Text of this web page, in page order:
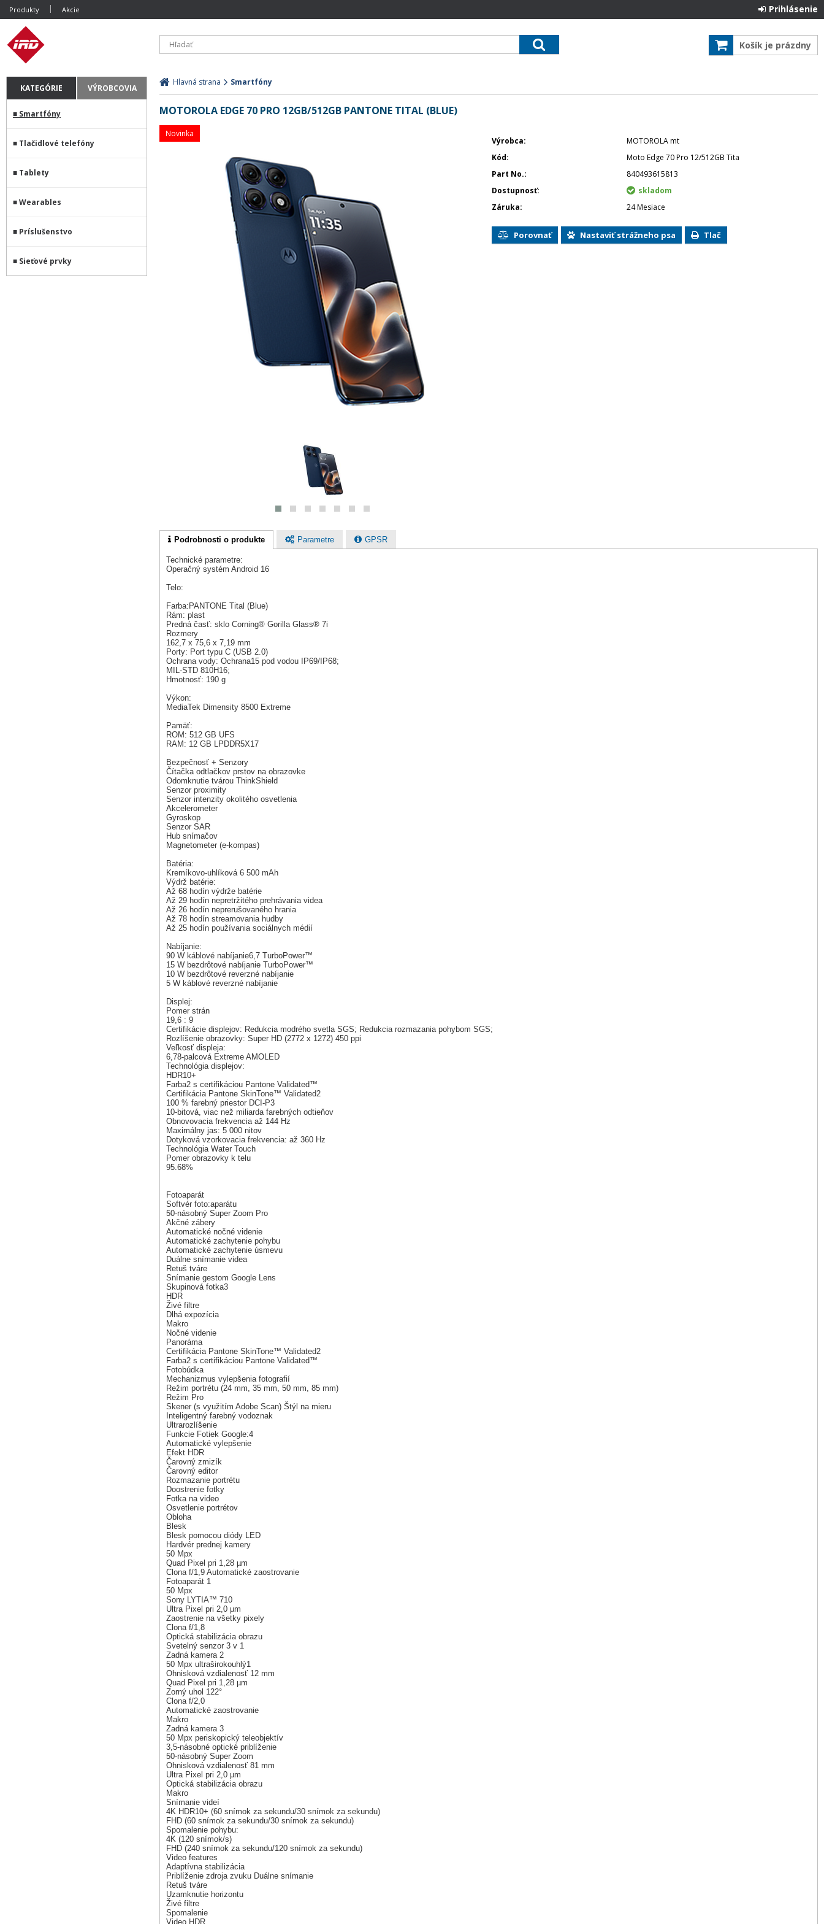
Produkty Akcie Prihlásenie
Košík je prázdny
KATEGÓRIE VÝROBCOVIA
Smartfóny
Tlačidlové telefóny
Tablety
Wearables
Príslušenstvo
Sieťové prvky
Hlavná strana Smartfóny
MOTOROLA EDGE 70 PRO 12GB/512GB PANTONE TITAL (BLUE)
Novinka
Výrobca
MOTOROLA mt
Kód
Moto Edge 70 Pro 12/512GB Tita
Part No.
840493615813
Dostupnosť
skladom
Záruka
24 Mesiace
Porovnať Nastaviť strážneho psa Tlač
Podrobnosti o produkte Parametre GPSR
Technické parametre:
Operačný systém Android 16
Telo:
Farba:PANTONE Tital (Blue)
Rám: plast
Predná časť: sklo Corning® Gorilla Glass® 7i
Rozmery
162,7 x 75,6 x 7,19 mm
Porty: Port typu C (USB 2.0)
Ochrana vody: Ochrana15 pod vodou IP69/IP68;
MIL-STD 810H16;
Hmotnosť: 190 g
Výkon:
MediaTek Dimensity 8500 Extreme
Pamäť:
ROM: 512 GB UFS
RAM: 12 GB LPDDR5X17
Bezpečnosť + Senzory
Čítačka odtlačkov prstov na obrazovke
Odomknutie tvárou ThinkShield
Senzor proximity
Senzor intenzity okolitého osvetlenia
Akcelerometer
Gyroskop
Senzor SAR
Hub snímačov
Magnetometer (e-kompas)
Batéria:
Kremíkovo-uhlíková 6 500 mAh
Výdrž batérie:
Až 68 hodín výdrže batérie
Až 29 hodín nepretržitého prehrávania videa
Až 26 hodín neprerušovaného hrania
Až 78 hodín streamovania hudby
Až 25 hodín používania sociálnych médií
Nabíjanie:
90 W káblové nabíjanie6,7 TurboPower™
15 W bezdrôtové nabíjanie TurboPower™
10 W bezdrôtové reverzné nabíjanie
5 W káblové reverzné nabíjanie
Displej:
Pomer strán
19,6 : 9
Certifikácie displejov: Redukcia modrého svetla SGS; Redukcia rozmazania pohybom SGS;
Rozlíšenie obrazovky: Super HD (2772 x 1272) 450 ppi
Veľkosť displeja:
6,78-palcová Extreme AMOLED
Technológia displejov:
HDR10+
Farba2 s certifikáciou Pantone Validated™
Certifikácia Pantone SkinTone™ Validated2
100 % farebný priestor DCI-P3
10-bitová, viac než miliarda farebných odtieňov
Obnovovacia frekvencia až 144 Hz
Maximálny jas: 5 000 nitov
Dotyková vzorkovacia frekvencia: až 360 Hz
Technológia Water Touch
Pomer obrazovky k telu
95.68%
Fotoaparát
Softvér foto:aparátu
50-násobný Super Zoom Pro
Akčné zábery
Automatické nočné videnie
Automatické zachytenie pohybu
Automatické zachytenie úsmevu
Duálne snímanie videa
Retuš tváre
Snímanie gestom Google Lens
Skupinová fotka3
HDR
Živé filtre
Dlhá expozícia
Makro
Nočné videnie
Panoráma
Certifikácia Pantone SkinTone™ Validated2
Farba2 s certifikáciou Pantone Validated™
Fotobúdka
Mechanizmus vylepšenia fotografií
Režim portrétu (24 mm, 35 mm, 50 mm, 85 mm)
Režim Pro
Skener (s využitím Adobe Scan) Štýl na mieru
Inteligentný farebný vodoznak
Ultrarozlíšenie
Funkcie Fotiek Google:4
Automatické vylepšenie
Efekt HDR
Čarovný zmizík
Čarovný editor
Rozmazanie portrétu
Doostrenie fotky
Fotka na video
Osvetlenie portrétov
Obloha
Blesk
Blesk pomocou diódy LED
Hardvér prednej kamery
50 Mpx
Quad Pixel pri 1,28 µm
Clona f/1,9 Automatické zaostrovanie
Fotoaparát 1
50 Mpx
Sony LYTIA™ 710
Ultra Pixel pri 2,0 µm
Zaostrenie na všetky pixely
Clona f/1,8
Optická stabilizácia obrazu
Svetelný senzor 3 v 1
Zadná kamera 2
50 Mpx ultraširokouhlý1
Ohnisková vzdialenosť 12 mm
Quad Pixel pri 1,28 µm
Zorný uhol 122°
Clona f/2,0
Automatické zaostrovanie
Makro
Zadná kamera 3
50 Mpx periskopický teleobjektív
3,5-násobné optické priblíženie
50-násobný Super Zoom
Ohnisková vzdialenosť 81 mm
Ultra Pixel pri 2,0 µm
Optická stabilizácia obrazu
Makro
Snímanie videí
4K HDR10+ (60 snímok za sekundu/30 snímok za sekundu)
FHD (60 snímok za sekundu/30 snímok za sekundu)
Spomalenie pohybu:
4K (120 snímok/s)
FHD (240 snímok za sekundu/120 snímok za sekundu)
Video features
Adaptívna stabilizácia
Priblíženie zdroja zvuku Duálne snímanie
Retuš tváre
Uzamknutie horizontu
Živé filtre
Spomalenie
Video HDR